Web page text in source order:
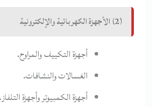
(2) الأجهزة الكهربائية والإلكترونية
أجهزة التكييف والمراوح.
الغسالات والنشافات.
أجهزة الكمبيوتر وأجهزة التلفاز.